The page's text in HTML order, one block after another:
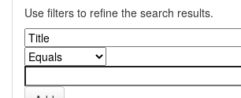
Use filters to refine the search results.